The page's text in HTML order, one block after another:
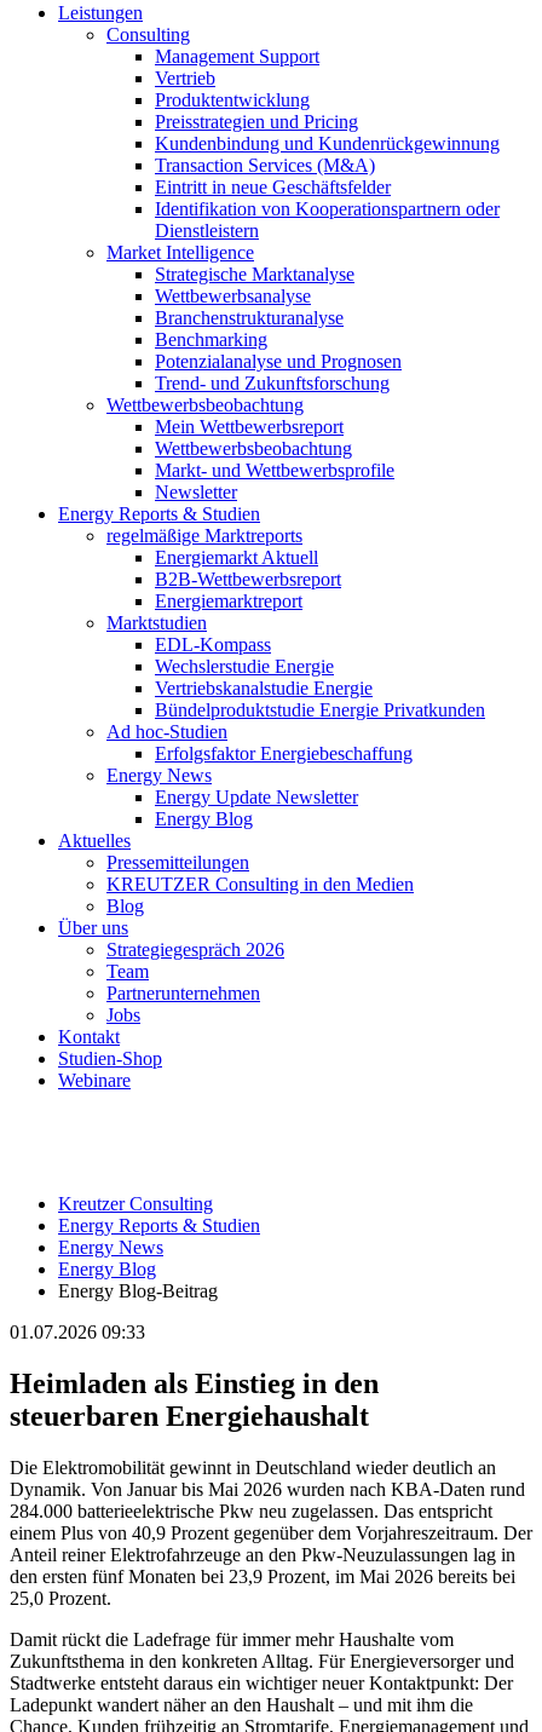
Leistungen
Consulting
Management Support
Vertrieb
Produktentwicklung
Preisstrategien und Pricing
Kundenbindung und Kundenrückgewinnung
Transaction Services (M&A)
Eintritt in neue Geschäftsfelder
Identifikation von Kooperationspartnern oder
Dienstleistern
Market Intelligence
Strategische Marktanalyse
Wettbewerbsanalyse
Branchenstrukturanalyse
Benchmarking
Potenzialanalyse und Prognosen
Trend- und Zukunftsforschung
Wettbewerbs­beobachtung
Mein Wettbewerbsreport
Wettbewerbsbeobachtung
Markt- und Wettbewerbsprofile
Newsletter
Energy Reports & Studien
regelmäßige Marktreports
Energiemarkt Aktuell
B2B-Wettbewerbsreport
Energiemarktreport
Marktstudien
EDL-Kompass
Wechslerstudie Energie
Vertriebskanalstudie Energie
Bündelproduktstudie Energie Privatkunden
Ad hoc-Studien
Erfolgsfaktor Energiebeschaffung
Energy News
Energy Update Newsletter
Energy Blog
Aktuelles
Pressemitteilungen
KREUTZER Consulting in den Medien
Blog
Über uns
Strategiegespräch 2026
Team
Partnerunternehmen
Jobs
Kontakt
Studien-Shop
Webinare
Kreutzer Consulting
Energy Reports & Studien
Energy News
Energy Blog
Energy Blog-Beitrag
01.07.2026 09:33
Heimladen als Einstieg in den
steuerbaren Energiehaushalt
Die Elektromobilität gewinnt in Deutschland wieder deutlich an
Dynamik. Von Januar bis Mai 2026 wurden nach KBA-Daten rund
284.000 batterieelektrische Pkw neu zugelassen. Das entspricht
einem Plus von 40,9 Prozent gegenüber dem Vorjahreszeitraum. Der
Anteil reiner Elektrofahrzeuge an den Pkw-Neuzulassungen lag in
den ersten fünf Monaten bei 23,9 Prozent, im Mai 2026 bereits bei
25,0 Prozent.
Damit rückt die Ladefrage für immer mehr Haushalte vom
Zukunftsthema in den konkreten Alltag. Für Energieversorger und
Stadtwerke entsteht daraus ein wichtiger neuer Kontaktpunkt: Der
Ladepunkt wandert näher an den Haushalt – und mit ihm die
Chance, Kunden frühzeitig an Stromtarife, Energiemanagement und